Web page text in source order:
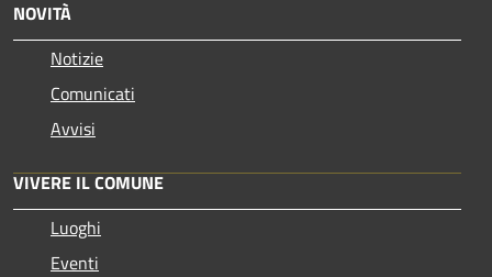
NOVITÀ
Notizie
Comunicati
Avvisi
VIVERE IL COMUNE
Luoghi
Eventi